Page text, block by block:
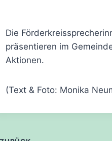
Die
präsentieren im
Aktionen.
(Text & Foto: Monika